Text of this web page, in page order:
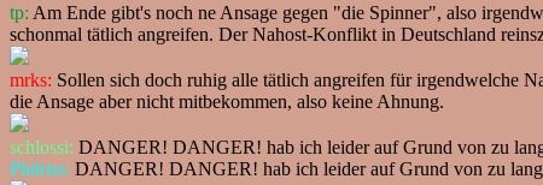
tp: Am Ende gibt's noch ne Ansage gegen "die Spinner", also
schonmal tätlich angreifen. Der Nahost-Konflikt in Deutschland
mrks: Sollen sich doch ruhig alle tätlich angreifen für irgendwelche
die Ansage aber nicht mitbekommen, also keine Ahnung.
schlossi: DANGER! DANGER! hab ich leider auf Grund von zu
Philriss: DANGER! DANGER! hab ich leider auf Grund von zu